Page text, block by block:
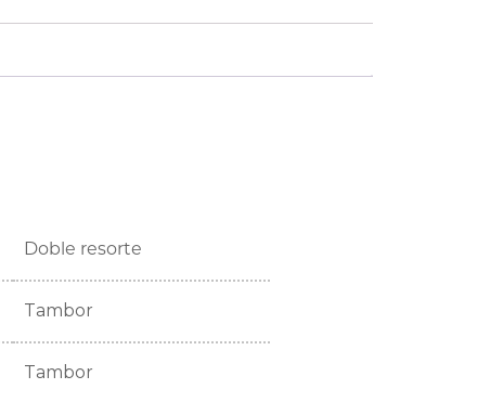
Doble resorte
Tambor
Tambor